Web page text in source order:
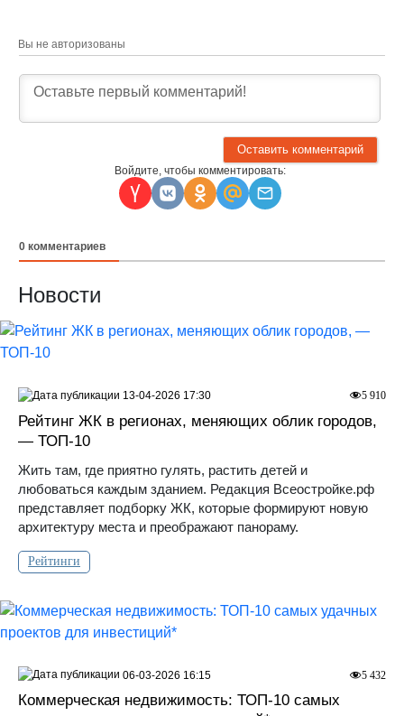
Вы не авторизованы
Войдите, чтобы комментировать:
0 комментариев
Новости
Рейтинг ЖК в регионах, меняющих облик городов,
— ТОП-10
Жить там, где приятно гулять, растить детей и
любоваться каждым зданием. Редакция Всеостройке.рф
представляет подборку ЖК, которые формируют новую
архитектуру места и преображают панораму.
Рейтинги
5 910
13-04-2026 17:30
Коммерческая недвижимость: ТОП-10 самых
5 432
06-03-2026 16:15